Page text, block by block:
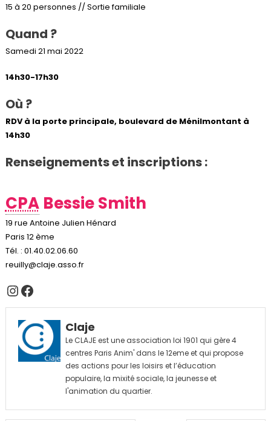
15 à 20 personnes // Sortie familiale
Quand ?
Samedi 21 mai 2022
14h30-17h30
Où ?
RDV à la porte principale, boulevard de Ménilmontant à
14h30
Renseignements et inscriptions :
CPABessie Smith
19 rue Antoine Julien Hénard
Paris 12 ème
Tél. : 01.40.02.06.60
reuilly@claje.asso.fr
Instagram
Facebook
Claje
Le CLAJE est une association loi 1901 qui gère 4
centres Paris Anim' dans le 12eme et qui propose
des actions pour les loisirs et l’éducation
populaire, la mixité sociale, la jeunesse et
l'animation du quartier.